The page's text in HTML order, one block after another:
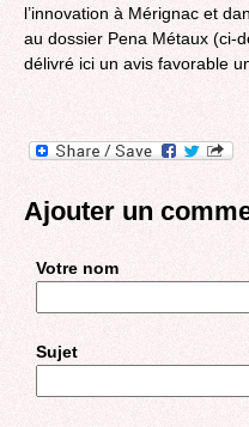
l’innovation à Mérignac et
au dossier Pena Métaux (ci-
délivré ici un avis favorable
Ajouter un
Votre nom
Sujet